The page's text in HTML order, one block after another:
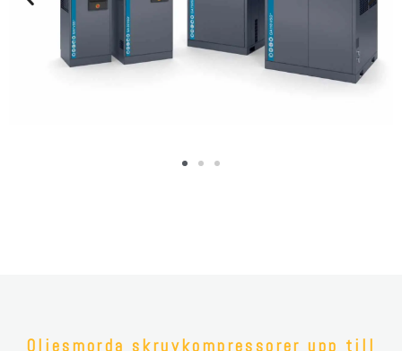
Oljesmorda skruvkompressorer upp till